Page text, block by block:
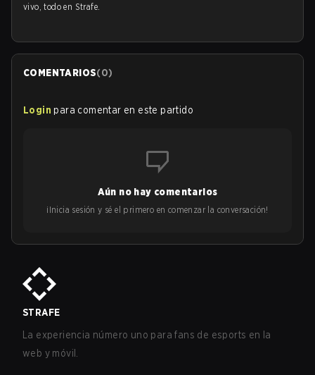
vivo, todo en Strafe.
COMENTARIOS(0)
Login para comentar en este partido
Aún no hay comentarios
¡Inicia sesión y sé el primero en comenzar la conversación!
STRAFE
La experiencia número uno para fans de esports en la
web y móvil.